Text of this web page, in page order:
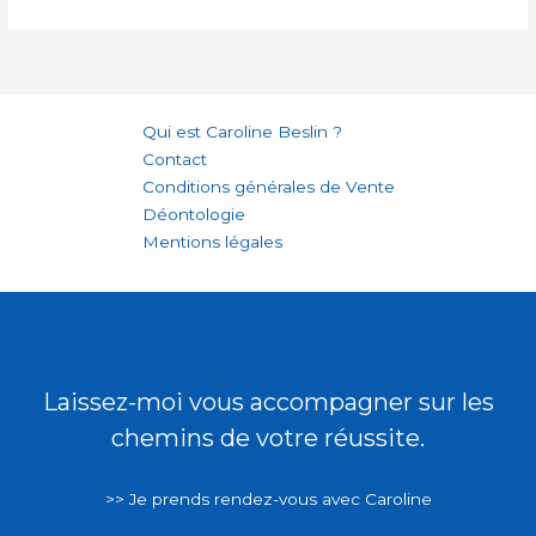
Qui est Caroline Beslin ?
Contact
Conditions générales de Vente
Déontologie
Mentions légales
Laissez-moi vous accompagner sur les
chemins de votre réussite.
>> Je prends rendez-vous avec Caroline